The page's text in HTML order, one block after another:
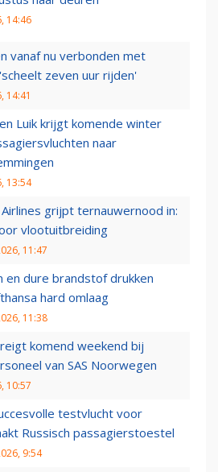
14:46
vanaf nu verbonden met
zeven uur rijden'
14:41
Luik krijgt komende winter
naar
13:54
grijpt ternauwernood in:
vlootuitbreiding
11:47
en dure brandstof drukken
hard omlaag
11:38
komend weekend bij
van SAS Noorwegen
10:57
testvlucht voor
Russisch passagierstoestel
9:54